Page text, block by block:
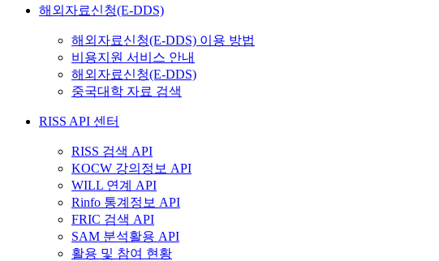
해외자료신청(E-DDS)
해외자료신청(E-DDS) 이용 방법
비용지원 서비스 안내
해외자료신청(E-DDS)
중국대학 자료 검색
RISS API 센터
RISS 검색 API
KOCW 강의정보 API
WILL 연계 API
Rinfo 통계정보 API
FRIC 검색 API
SAM 분석활용 API
활용 및 참여 현황